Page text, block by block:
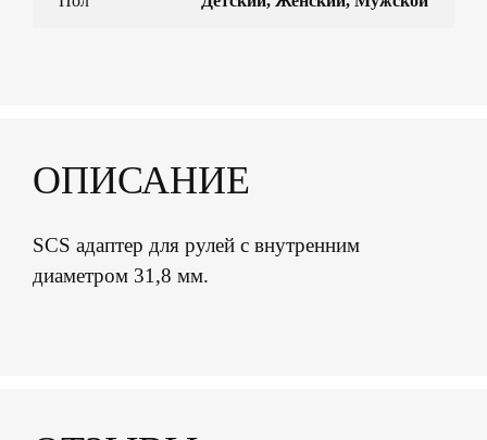
ОПИСАНИЕ
SCS адаптер для рулей с внутренним
диаметром 31,8 мм.